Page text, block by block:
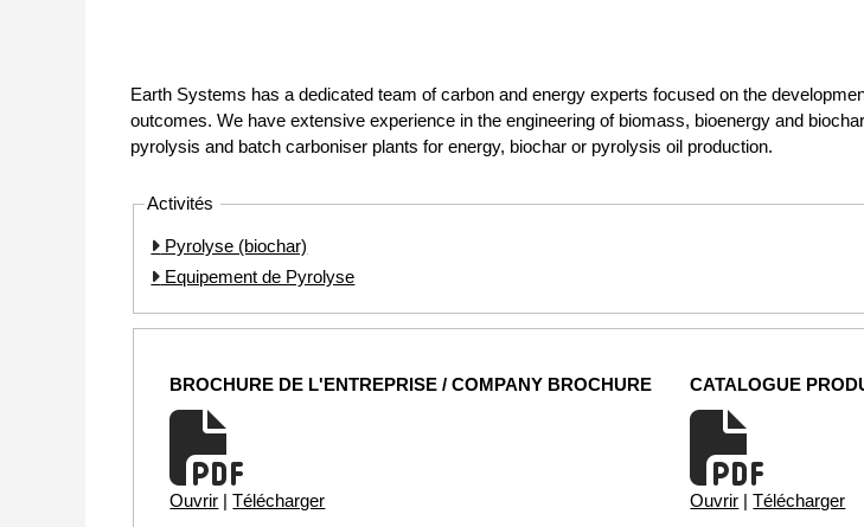
Earth Systems has a dedicated team of carbon and energy experts focused on the
outcomes. We have extensive experience in the engineering of biomass, bioenergy and
pyrolysis and batch carboniser plants for energy, biochar or pyrolysis oil production.
Activités
Pyrolyse (biochar)
Equipement de Pyrolyse
BROCHURE DE L'ENTREPRISE / COMPANY BROCHURE
Ouvrir | Télécharger
CATALOGUE
Ouvrir | Télécharger